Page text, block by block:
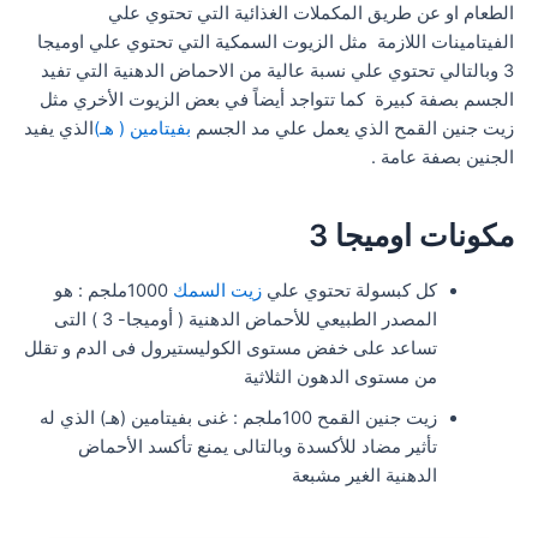
الطعام او عن طريق المكملات الغذائية التي تحتوي علي
الفيتامينات اللازمة مثل الزيوت السمكية التي تحتوي علي اوميجا
3 وبالتالي تحتوي علي نسبة عالية من الاحماض الدهنية التي تفيد
الجسم بصفة كبيرة كما تتواجد أيضاً في بعض الزيوت الأخري مثل
زيت جنين القمح الذي يعمل علي مد الجسم بفيتامين ( هـ)الذي يفيد
الجنين بصفة عامة .
مكونات اوميجا 3
كل كبسولة تحتوي علي زيت السمك
1000ملجم : هو
المصدر الطبيعي للأحماض الدهنية ( أوميجا- 3 ) التى
تساعد على خفض مستوى الكوليستيرول فى الدم و تقلل
من مستوى الدهون الثلاثية
زيت جنين القمح 100ملجم : غنى بفيتامين (هـ) الذي له
تأثير مضاد للأكسدة وبالتالى يمنع تأكسد الأحماض
الدهنية الغير مشبعة